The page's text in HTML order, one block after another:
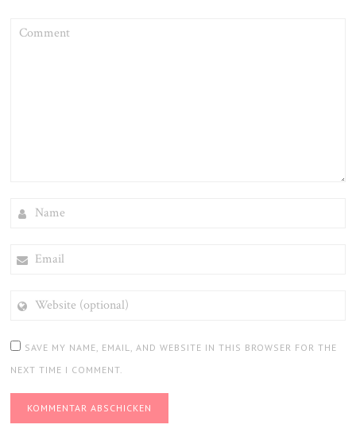
(OPTIONAL)
SAVE MY NAME, EMAIL, AND WEBSITE IN THIS BROWSER FOR THE
NEXT TIME I COMMENT.